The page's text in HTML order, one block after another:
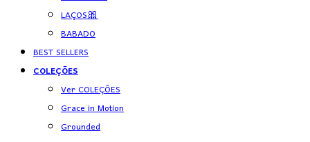
LAÇOS🎀
BABADO
BEST SELLERS
COLEÇÕES
Ver COLEÇÕES
Grace in Motion
Grounded